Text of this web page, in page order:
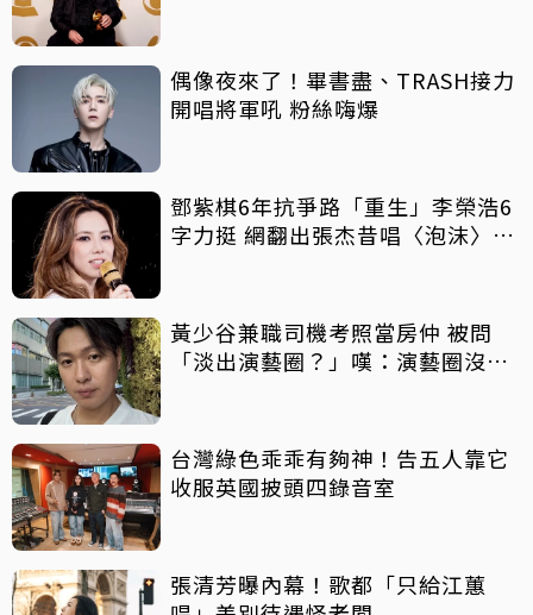
偶像夜來了！畢書盡、TRASH接力
開唱將軍吼 粉絲嗨爆
鄧紫棋6年抗爭路「重生」李榮浩6
字力挺 網翻出張杰昔唱〈泡沫〉鼓
黃少谷兼職司機考照當房仲 被問
「淡出演藝圈？」嘆：演藝圈沒有
台灣綠色乖乖有夠神！告五人靠它
收服英國披頭四錄音室
張清芳曝內幕！歌都「只給江蕙